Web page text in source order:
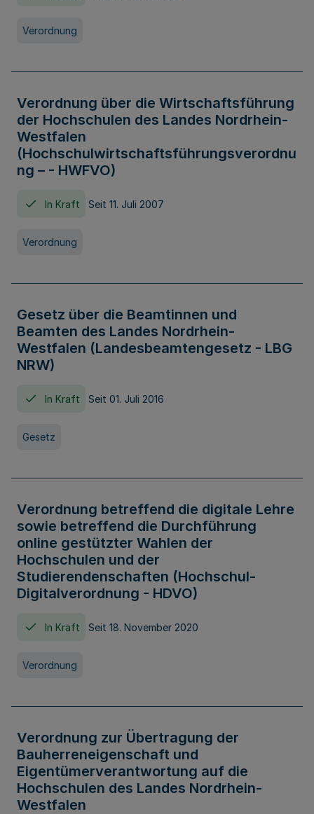
Verordnung
Verordnung über die Wirtschaftsführung
der Hochschulen des Landes Nordrhein-
Westfalen
(Hochschulwirtschaftsführungsverordnu
ng – - HWFVO)
In Kraft Seit 11. Juli 2007
Verordnung
Gesetz über die Beamtinnen und
Beamten des Landes Nordrhein-
Westfalen (Landesbeamtengesetz - LBG
NRW)
In Kraft Seit 01. Juli 2016
Gesetz
Verordnung betreffend die digitale Lehre
sowie betreffend die Durchführung
online gestützter Wahlen der
Hochschulen und der
Studierendenschaften (Hochschul-
Digitalverordnung - HDVO)
In Kraft Seit 18. November 2020
Verordnung
Verordnung zur Übertragung der
Bauherreneigenschaft und
Eigentümerverantwortung auf die
Hochschulen des Landes Nordrhein-
Westfalen